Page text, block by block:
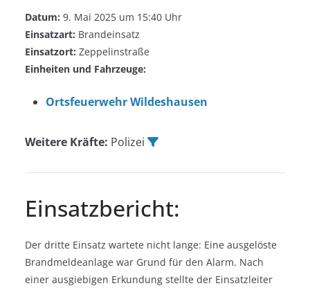
Datum: 9. Mai 2025 um 15:40 Uhr
Einsatzart: Brandeinsatz
Einsatzort: Zeppelinstraße
Einheiten und Fahrzeuge:
Ortsfeuerwehr Wildeshausen
Weitere Kräfte: Polizei
Einsatzbericht:
Der dritte Einsatz wartete nicht lange: Eine ausgelöste
Brandmeldeanlage war Grund für den Alarm. Nach
einer ausgiebigen Erkundung stellte der Einsatzleiter